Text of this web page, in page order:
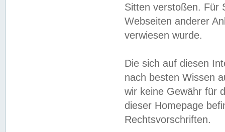
Sitten verstoßen. Für
Webseiten anderer
verwiesen wurde.
Die sich auf diesen
nach besten Wissen
wir keine Gewähr für
dieser Homepage
Rechtsvorschriften.